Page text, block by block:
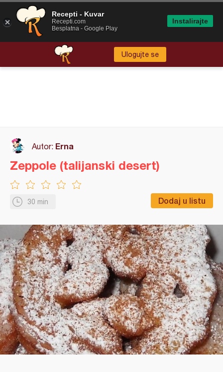
Ulogujte se
Autor: Erna
30 min Dodaj u listu
Zeppole (talijanski desert)
Recepti - Kuvar
Recepti.com
Besplatna - Google Play
Instalirajte